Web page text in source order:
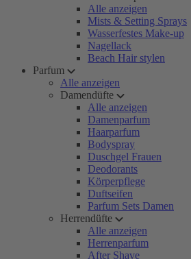
Alle anzeigen
Mists & Setting Sprays
Wasserfestes Make-up
Nagellack
Beach Hair stylen
Parfum
Alle anzeigen
Damendüfte
Alle anzeigen
Damenparfum
Haarparfum
Bodyspray
Duschgel Frauen
Deodorants
Körperpflege
Duftseifen
Parfum Sets Damen
Herrendüfte
Alle anzeigen
Herrenparfum
After Shave